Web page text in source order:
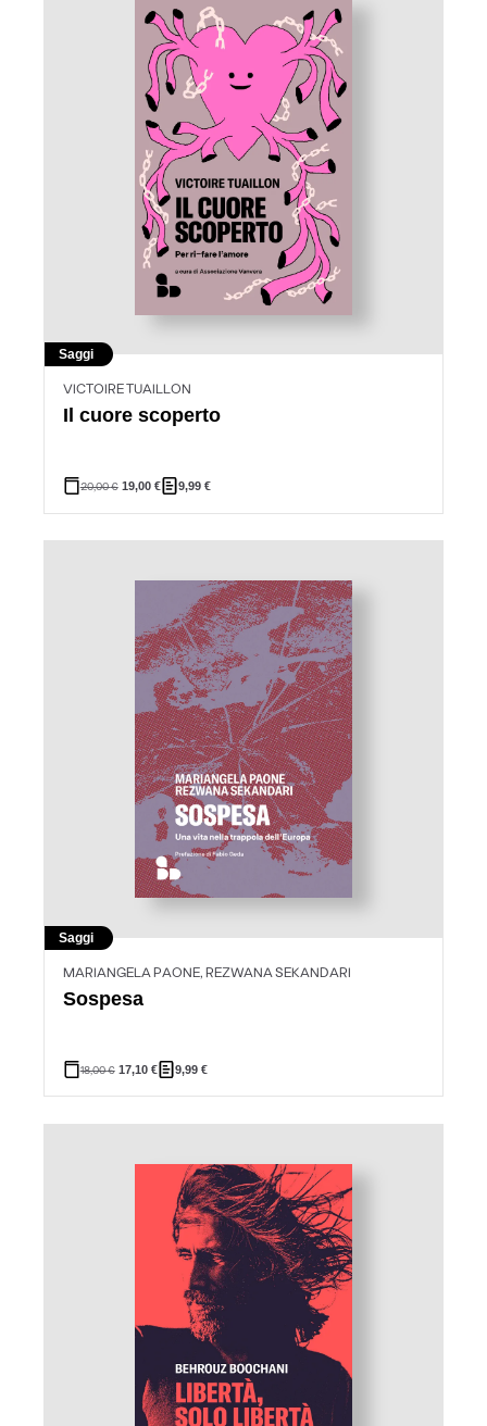
Saggi
VICTOIRE TUAILLON
Il cuore scoperto
20,00€ 19,00 € 9,99 €
Saggi
MARIANGELA PAONE, REZWANA SEKANDARI
Sospesa
18,00€ 17,10 € 9,99 €